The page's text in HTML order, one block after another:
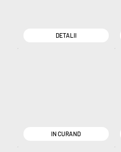
DETALII
IN CURAND